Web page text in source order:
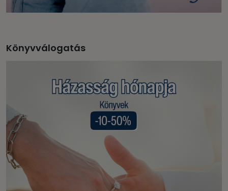
Könyvválogatás